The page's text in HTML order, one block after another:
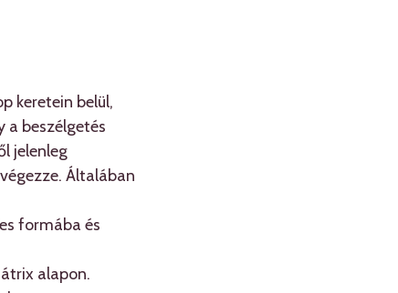
keretein belül,
a beszélgetés
jelenleg
Általában
formába és
alapon.